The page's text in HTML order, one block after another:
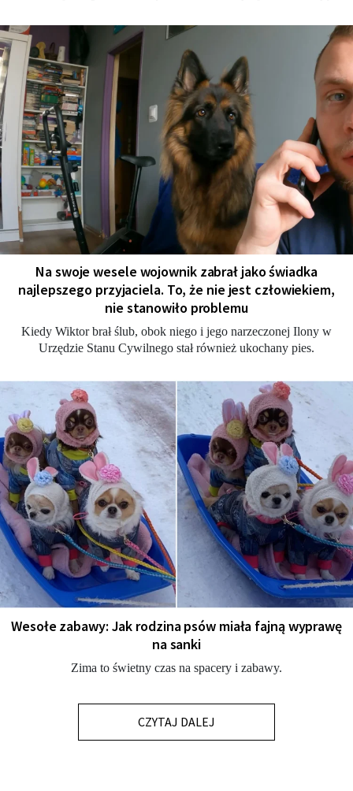
Na swoje wesele wojownik zabrał jako świadka
najlepszego przyjaciela. To, że nie jest człowiekiem,
nie stanowiło problemu
Kiedy Wiktor brał ślub, obok niego i jego narzeczonej Ilony w
Urzędzie Stanu Cywilnego stał również ukochany pies.
Wesołe zabawy: Jak rodzina psów miała fajną wyprawę
na sanki
Zima to świetny czas na spacery i zabawy.
CZYTAJ DALEJ